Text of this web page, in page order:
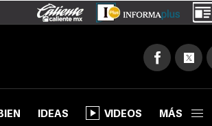
IDEAS VIDEOS MÁS